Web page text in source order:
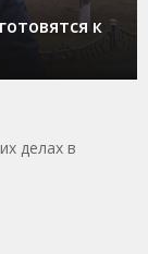
к
делах в